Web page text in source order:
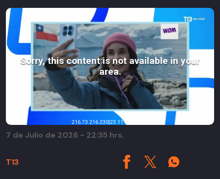
T13
7 de Julio de 2026 - 22:35 hrs.